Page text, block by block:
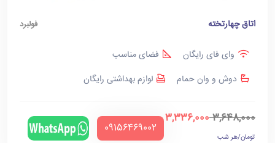
اتاق چهارتخته فولبرد
وای فای رایگان
فضای مناسب
دوش و وان حمام
لوازم بهداشتی رایگان
3,648,000
3,336,000
تومان/هر شب
‪09156469002‬